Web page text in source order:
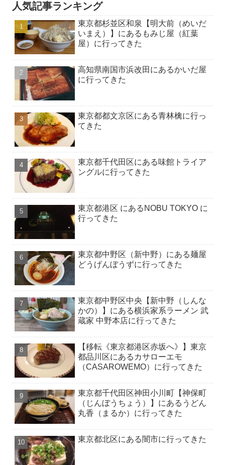
人気記事ランキング
東京都杉並区和泉【明大前（めいだ
いまえ）】にあるもみじ屋（紅葉
屋）に行ってきた
高知県南国市浜改田にあるかいだ屋
に行ってきた
東京都都文京区にある青林檎に行っ
てきた
東京都千代田区にある味館トライア
ングルに行ってきた
東京都港区 にあるNOBU TOKYO に
行ってきた
東京都中野区（新中野）にある麺屋
どうげんぼうずに行ってきた
東京都中野区中央【新中野（しんな
かの）】にある横浜家系ラーメン 武
蔵家 中野本店に行ってきた
【移転《東京都港区赤坂へ》】東京
都品川区にあるカサローエモ
（CASAROWEMO）に行ってきた
東京都千代田区神田小川町【神保町
（じんぼうちょう）】にあるうどん
丸香（まるか）に行ってきた
東京都北区にある闇市に行ってきた